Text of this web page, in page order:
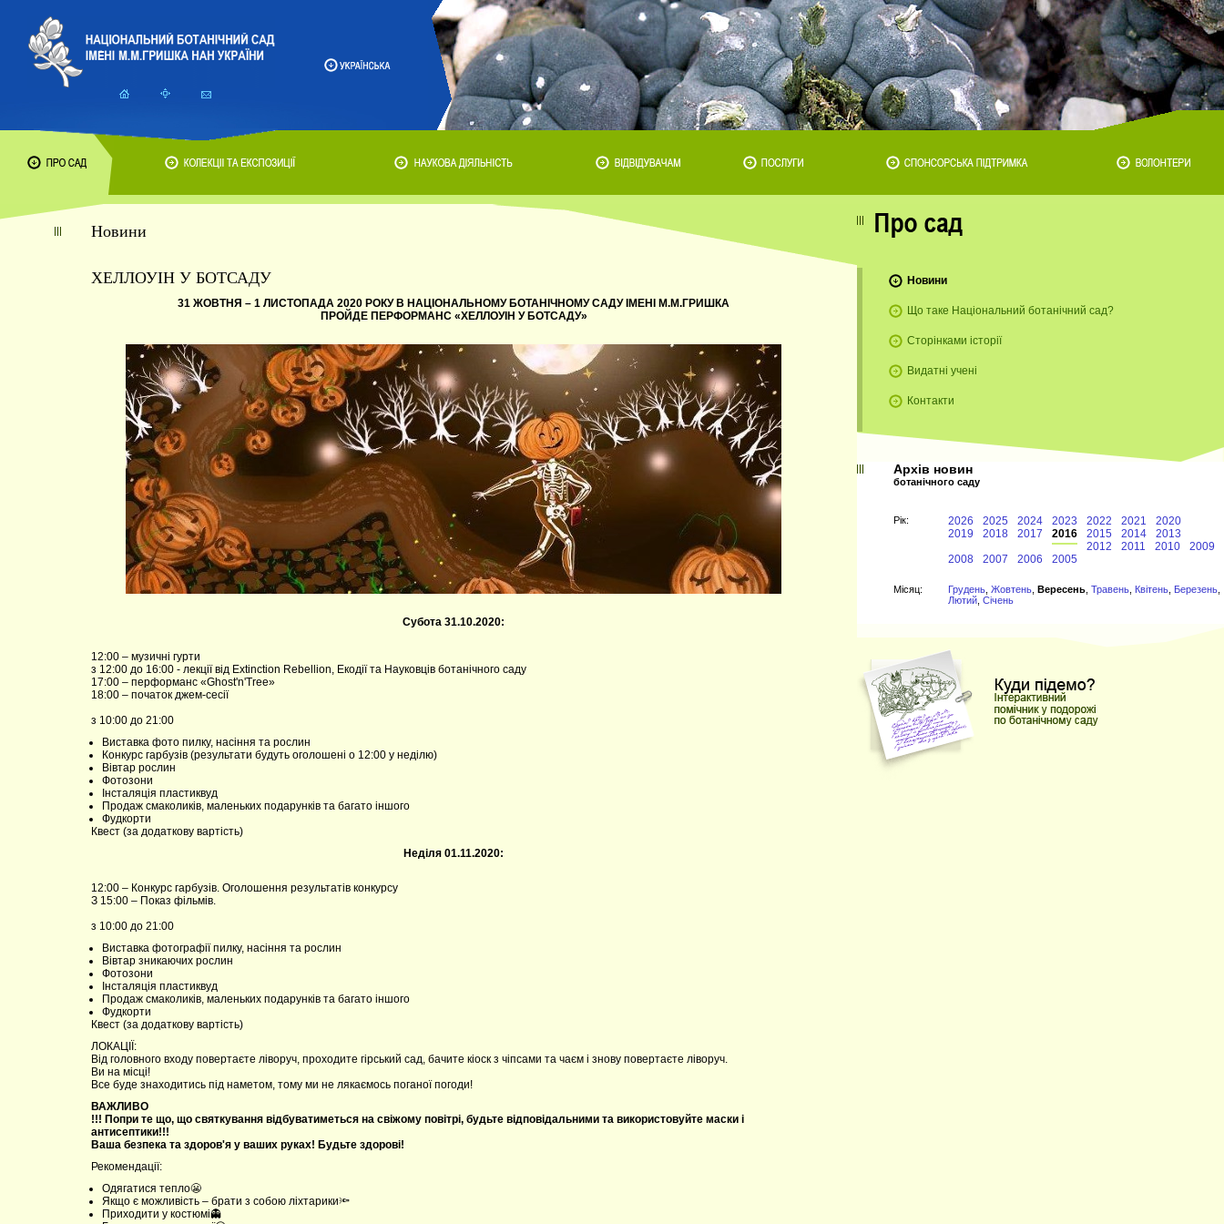
Новини
ХЕЛЛОУІН У БОТСАДУ
31 ЖОВТНЯ – 1 ЛИСТОПАДА 2020 РОКУ В НАЦІОНАЛЬНОМУ БОТАНІЧНОМУ САДУ ІМЕНІ М.М.ГРИШКА
ПРОЙДЕ ПЕРФОРМАНС «ХЕЛЛОУІН У БОТСАДУ»
Субота 31.10.2020:
12:00 – музичні гурти
з 12:00 до 16:00 - лекції від Extinction Rebellion, Екодії та Науковців ботанічного саду
17:00 – перформанс «Ghost'n'Tree»
18:00 – початок джем-сесії
з 10:00 до 21:00
Виставка фото пилку, насіння та рослин
Конкурс гарбузів (результати будуть оголошені о 12:00 у неділю)
Вівтар рослин
Фотозони
Інсталяція пластиквуд
Продаж смаколиків, маленьких подарунків та багато іншого
Фудкорти
Квест (за додаткову вартість)
Неділя 01.11.2020:
12:00 – Конкурс гарбузів. Оголошення результатів конкурсу
З 15:00 – Показ фільмів.
з 10:00 до 21:00
Виставка фотографії пилку, насіння та рослин
Вівтар зникаючих рослин
Фотозони
Інсталяція пластиквуд
Продаж смаколиків, маленьких подарунків та багато іншого
Фудкорти
Квест (за додаткову вартість)
ЛОКАЦІЇ:
Від головного входу повертаєте ліворуч, проходите гірський сад, бачите кіоск з чіпсами та чаєм і знову повертаєте ліворуч.
Ви на місці!
Все буде знаходитись під наметом, тому ми не лякаємось поганої погоди!
ВАЖЛИВО
!!! Попри те що, що святкування відбуватиметься на свіжому повітрі, будьте відповідальними та використовуйте маски і
антисептики!!!
Ваша безпека та здоров'я у ваших руках! Будьте здорові!
Рекомендації:
Одягатися тепло😬
Якщо є можливість – брати з собою ліхтарики🔦
Приходити у костюмі👻
Новини
Що таке Національний ботанічний сад?
Сторінками історії
Видатні учені
Контакти
Архів новин
ботанічного саду
Рiк: 2026 2025 2024 2023 2022 2021
2020
2019
2018 2017 2016 2015 2014
2013
2012
2011 2010
2009
2008
2007 2006 2005
Мiсяц: Грудень Жовтень Вересень Травень Квітень Березень
Лютий Січень